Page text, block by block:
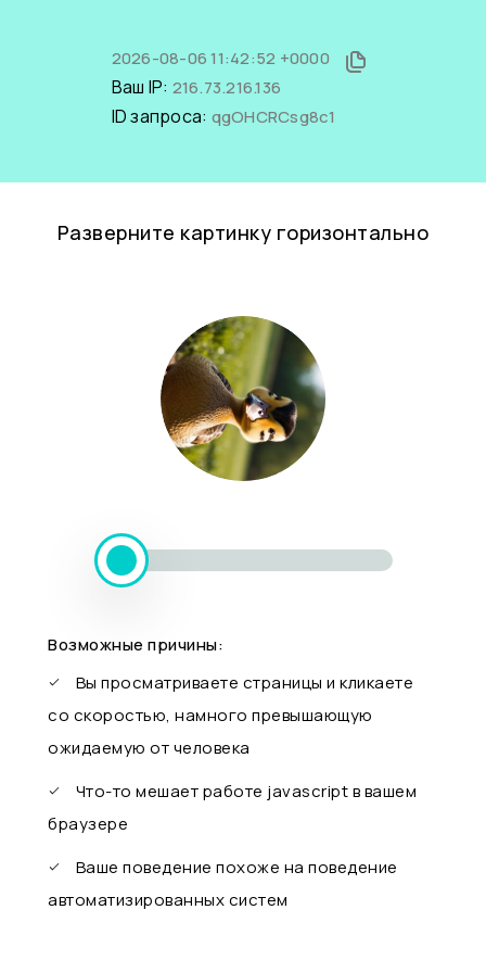
2026-08-06 11:42:52 +0000
Ваш IP: 216.73.216.136
ID запроса: qgOHCRCsg8c1
Разверните картинку горизонтально
Возможные причины:
Вы просматриваете страницы и кликаете
со скоростью, намного превышающую
ожидаемую от человека
Что-то мешает работе javascript в вашем
браузере
Ваше поведение похоже на поведение
автоматизированных систем